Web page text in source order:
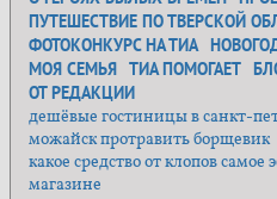
ПУТЕШЕСТВИЕ ПО ТВЕРСКОЙ
ФОТОКОНКУРС НА ТИА
МОЯ СЕМЬЯ
ТИА ПОМОГАЕТ
ОТ РЕДАКЦИИ
дешёвые гостиницы в санкт-
можайск протравить борщевик
какое средство от клопов
магазине